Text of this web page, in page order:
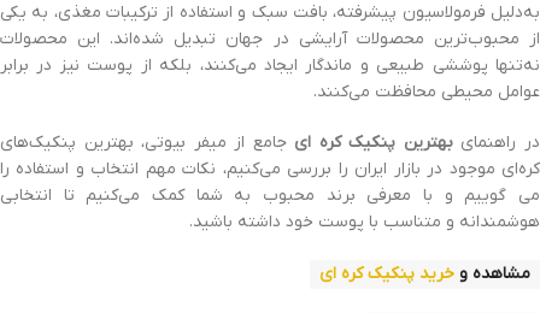
به‌دلیل فرمولاسیون پیشرفته، بافت سبک و استفاده از ترکیبات مغذی، به یکی
از محبوب‌ترین محصولات آرایشی در جهان تبدیل شده‌اند. این محصولات
نه‌تنها پوششی طبیعی و ماندگار ایجاد می‌کنند، بلکه از پوست نیز در برابر
عوامل محیطی محافظت می‌کنند.
در راهنمایبهترین پنکیک کره ای جامع از میفر بیوتی، بهترین پنکیک‌های
کره‌ای موجود در بازار ایران را بررسی می‌کنیم، نکات مهم انتخاب و استفاده را
می‌ گوییم و با معرفی برند محبوب به شما کمک می‌کنیم تا انتخابی
هوشمندانه و متناسب با پوست خود داشته باشید.
مشاهده و خرید پنکیک کره ای